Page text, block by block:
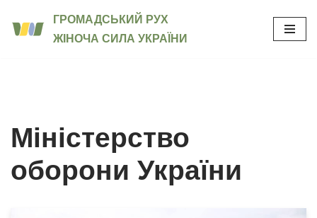
Перейти
ГРОМАДСЬКИЙ РУХ
ЖІНОЧА СИЛА УКРАЇНИ
Міністерство
оборони України